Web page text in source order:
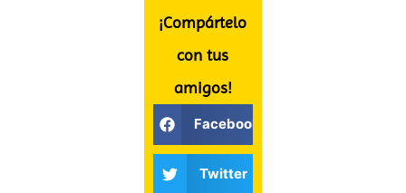
¡Compártelo
con tus
amigos!
Facebook
Twitter